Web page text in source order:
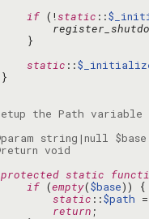
if (!static ::
static ::
protected static
if (empty($base
static ::$path =
return